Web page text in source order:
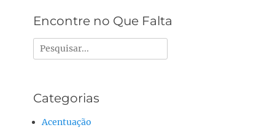
post
Encontre no Que Falta
Pesquisar
por:
Categorias
Acentuação